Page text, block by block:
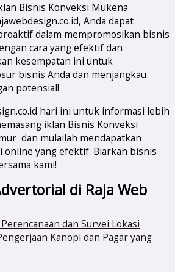
Bisnis Konveksi Mukena
Anda dapat
dalam mempromosikan bisnis
cara yang efektif dan
kesempatan ini untuk
bisnis Anda dan menjangkau
potensial!
hari ini untuk informasi lebih
iklan Bisnis Konveksi
dan mulailah mendapatkan
online yang efektif. Biarkan bisnis
kami!
di Raja Web